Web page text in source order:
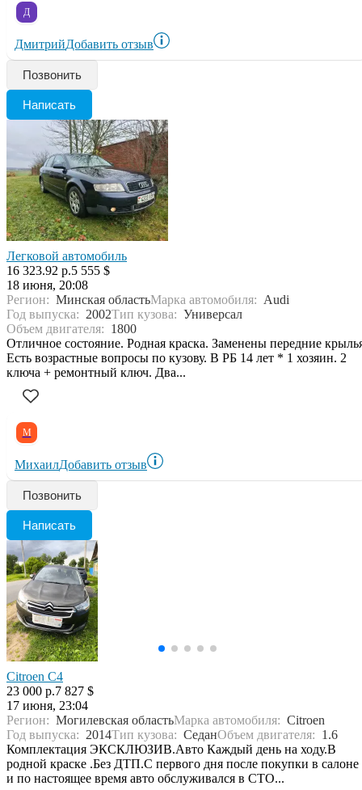
Д
ДмитрийДобавить отзыв
Позвонить
Написать
Легковой автомобиль
16 323.92 р.5 555 $
18 июня, 20:08
Регион: Минская областьМарка автомобиля: Audi
Год выпуска: 2002Тип кузова: Универсал
Объем двигателя: 1800
Отличное состояние. Родная краска. Заменены передние
Есть возрастные вопросы по кузову. В РБ 14 лет * 1 хозяин. 2
ключа + ремонтный ключ. Два...
М
МихаилДобавить отзыв
Позвонить
Написать
Citroen C4
23 000 р.7 827 $
17 июня, 23:04
Регион: Могилевская областьМарка автомобиля: Citroen
Год выпуска: 2014Тип кузова: СеданОбъем двигателя: 1.6
Комплектация ЭКСКЛЮЗИВ.Авто Каждый день на ходу.В
родной краске .Без ДТП.С первого дня после покупки в салоне
и по настоящее время авто обслуживался в СТО...